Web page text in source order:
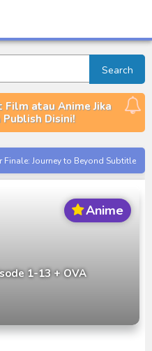
Search
Film atau Anime Jika
Disini!
Finale: Journey to Beyond Subtitle
Dance BD Subtitle Indonesia
Subtitle Indonesia
REBOO (2014) Subtitle
Anime
1-13 + OVA